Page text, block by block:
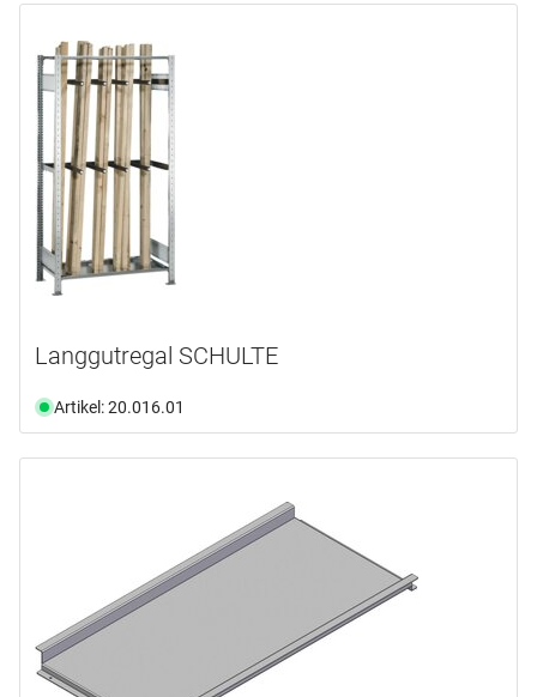
Langgutregal SCHULTE
Artikel: 20.016.01